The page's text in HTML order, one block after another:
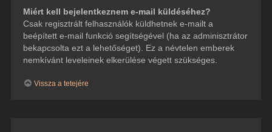
Miért kell bejelentkeznem e-mail küldéséhez?
Csak regisztrált felhasználók küldhetnek e-mailt a
beépített e-mail funkció segítségével (ha az adminisztrátor
bekapcsolta ezt a lehetőséget). Ez a névtelen emberek
nemkívánt leveleinek elkerülése végett szükséges.
Vissza a tetejére